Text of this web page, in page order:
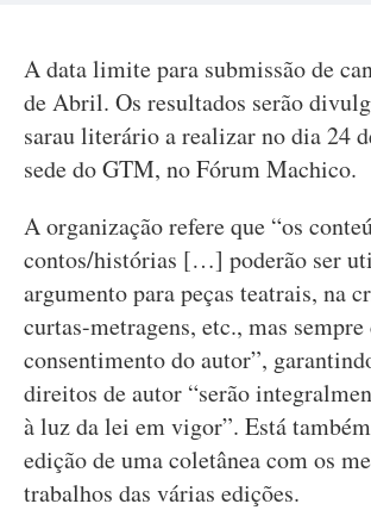
A data limite para submissão de
de Abril. Os resultados serão
sarau literário a realizar no dia 24
sede do GTM, no Fórum Machico.
A organização refere que “os
contos/histórias […] poderão ser
argumento para peças teatrais, na
curtas-metragens, etc., mas
consentimento do autor”,
direitos de autor “serão
à luz da lei em vigor”. Está
edição de uma coletânea com os
trabalhos das várias edições.